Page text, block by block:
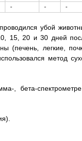
- - -
убой
15, 20 и 30 дней
(печень, легкие,
метод
, бета-